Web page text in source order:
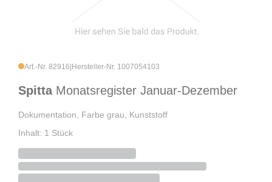
Art.-Nr. 82916 Hersteller-Nr. 1007054103
Spitta Monatsregister Januar-Dezember
Dokumentation, Farbe grau, Kunststoff
Inhalt: 1 Stück